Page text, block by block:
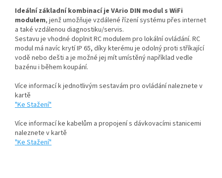
Ideální základní kombinací je VArio DIN modul s WiFi
modulem, jenž umožňuje vzdálené řízení systému přes internet
a také vzdálenou diagnostiku/servis.
Sestavu je vhodné doplnit RC modulem pro lokální ovládání. RC
modul má navíc krytí IP 65, díky kterému je odolný proti stříkající
vodě nebo dešti a je možné jej mít umístěný například vedle
bazénu i během koupání.
Více informací k jednotlivým sestavám pro ovládání naleznete v
kartě
"Ke Stažení"
Více informací ke kabelům a propojení s dávkovacími stanicemi
naleznete v kartě
"Ke Stažení"